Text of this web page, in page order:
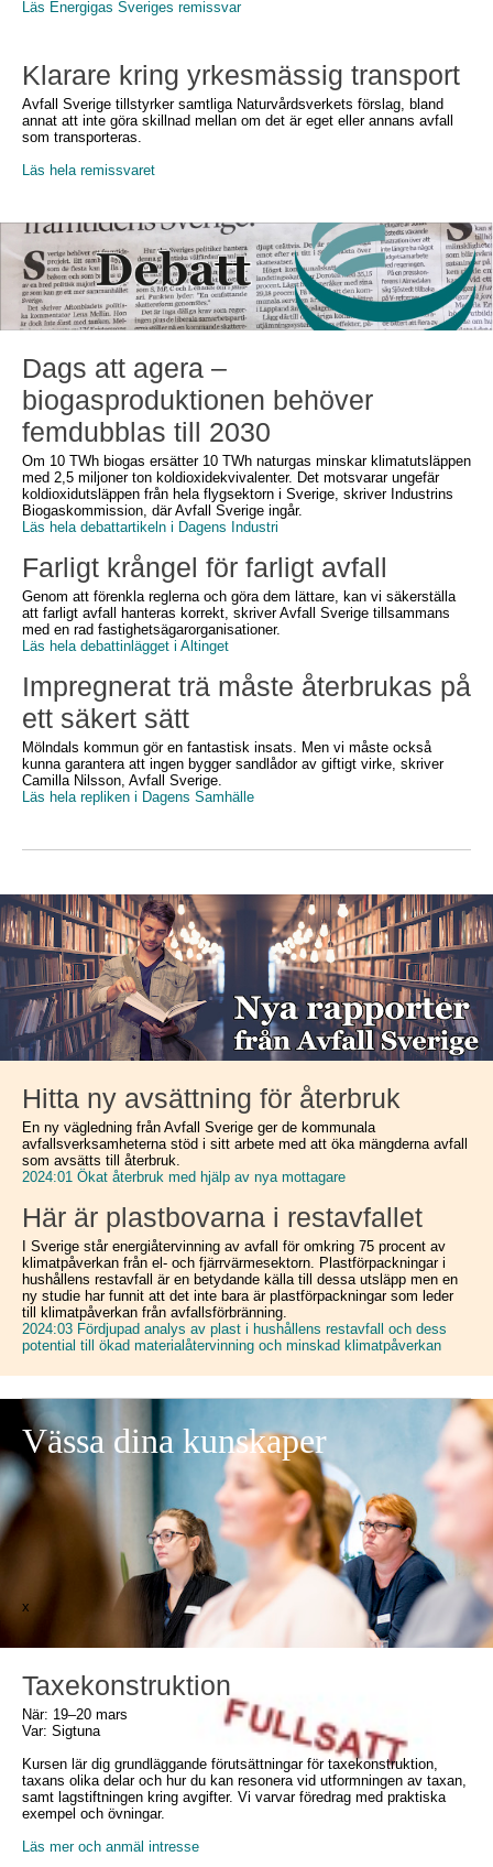
Läs Energigas Sveriges remissvar
Klarare kring yrkesmässig transport
Avfall Sverige tillstyrker samtliga Naturvårdsverkets förslag, bland
annat att inte göra skillnad mellan om det är eget eller annans avfall
som transporteras.
Läs hela remissvaret
Dags att agera –
biogasproduktionen behöver
femdubblas till 2030
Om 10 TWh biogas ersätter 10 TWh naturgas minskar klimatutsläppen
med 2,5 miljoner ton koldioxidekvivalenter. Det motsvarar ungefär
koldioxidutsläppen från hela flygsektorn i Sverige, skriver Industrins
Biogaskommission, där Avfall Sverige ingår.
Läs hela debattartikeln i Dagens Industri
Farligt krångel för farligt avfall
Genom att förenkla reglerna och göra dem lättare, kan vi säkerställa
att farligt avfall hanteras korrekt, skriver Avfall Sverige tillsammans
med en rad fastighetsägarorganisationer.
Läs hela debattinlägget i Altinget
Impregnerat trä måste återbrukas på
ett säkert sätt
Mölndals kommun gör en fantastisk insats. Men vi måste också
kunna garantera att ingen bygger sandlådor av giftigt virke, skriver
Camilla Nilsson, Avfall Sverige.
Läs hela repliken i Dagens Samhälle
Hitta ny avsättning för återbruk
En ny vägledning från Avfall Sverige ger de kommunala
avfallsverksamheterna stöd i sitt arbete med att öka mängderna avfall
som avsätts till återbruk.
2024:01 Ökat återbruk med hjälp av nya mottagare
Här är plastbovarna i restavfallet
I Sverige står energiåtervinning av avfall för omkring 75 procent av
klimatpåverkan från el- och fjärrvärmesektorn. Plastförpackningar i
hushållens restavfall är en betydande källa till dessa utsläpp men en
ny studie har funnit att det inte bara är plastförpackningar som leder
till klimatpåverkan från avfallsförbränning.
2024:03 Fördjupad analys av plast i hushållens restavfall och dess
potential till ökad materialåtervinning och minskad klimatpåverkan
Vässa dina kunskaper
x
Taxekonstruktion
När: 19–20 mars
Var: Sigtuna
Kursen lär dig grundläggande förutsättningar för taxekonstruktion,
taxans olika delar och hur du kan resonera vid utformningen av taxan,
samt lagstiftningen kring avgifter. Vi varvar föredrag med praktiska
exempel och övningar.
Läs mer och anmäl intresse